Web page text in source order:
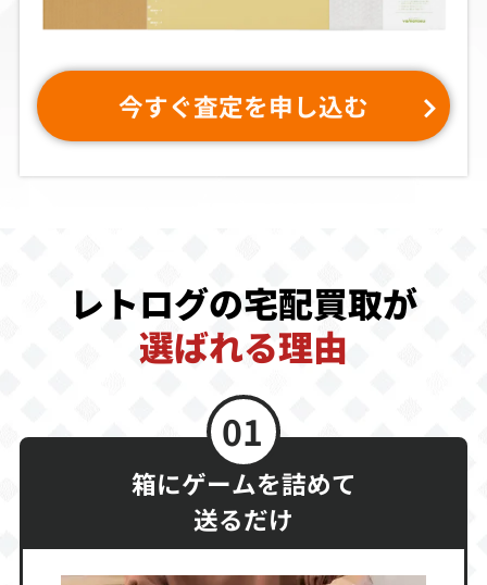
パラソルへんべ
え
買取価格
8,000
買取価格
8,000
魂斗羅スピリッ
ツ
買取価格
8,000
ラブルセイバー
7,800
ダフィー・ダッ
7,200
ウィザードリィ
6,600
ザ・ブラックオ ホームアローン
買取価格
6,500
突撃！ポンコツ
キャデラック2
今すぐ査定を申し込む
レトログの宅配買取が
選ばれる理由
01
箱にゲームを詰めて
送るだけ